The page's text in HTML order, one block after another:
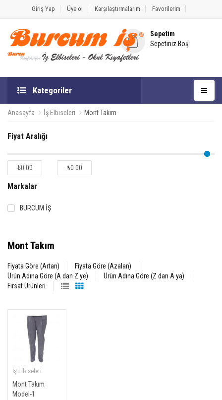
Giriş Yap Üye ol Karşılaştırmalarım Favorilerim
Sepetim
Sepetiniz Boş
Kategoriler
Anasayfa İş Elbiseleri Mont Takım
Fiyat Aralığı
₺0.00 ₺0.00
Markalar
BURCUM İŞ
Mont Takım
Fiyata Göre (Artan)
Fiyata Göre (Azalan)
Ürün Adına Göre (A dan Z ye)
Ürün Adına Göre (Z dan A ya)
Fırsat Ürünleri
İş Elbiseleri
Mont Takım
Model-1